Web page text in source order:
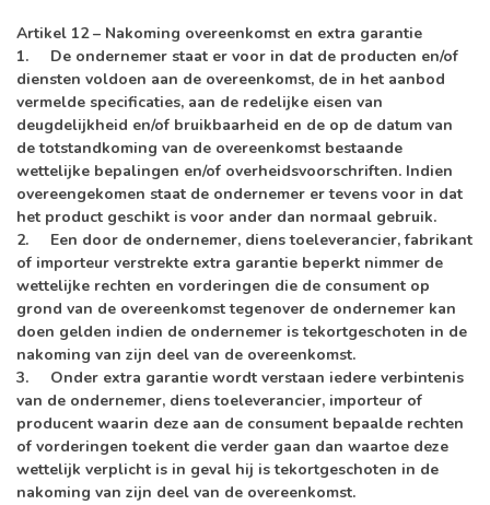
Artikel 12 – Nakoming overeenkomst en extra garantie
1. De ondernemer staat er voor in dat de producten en/of
diensten voldoen aan de overeenkomst, de in het aanbod
vermelde specificaties, aan de redelijke eisen van
deugdelijkheid en/of bruikbaarheid en de op de datum van
de totstandkoming van de overeenkomst bestaande
wettelijke bepalingen en/of overheidsvoorschriften. Indien
overeengekomen staat de ondernemer er tevens voor in dat
het product geschikt is voor ander dan normaal gebruik.
2. Een door de ondernemer, diens toeleverancier, fabrikant
of importeur verstrekte extra garantie beperkt nimmer de
wettelijke rechten en vorderingen die de consument op
grond van de overeenkomst tegenover de ondernemer kan
doen gelden indien de ondernemer is tekortgeschoten in de
nakoming van zijn deel van de overeenkomst.
3. Onder extra garantie wordt verstaan iedere verbintenis
van de ondernemer, diens toeleverancier, importeur of
producent waarin deze aan de consument bepaalde rechten
of vorderingen toekent die verder gaan dan waartoe deze
wettelijk verplicht is in geval hij is tekortgeschoten in de
nakoming van zijn deel van de overeenkomst.